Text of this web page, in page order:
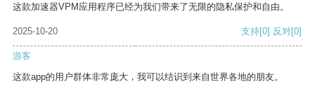
这款加速器VPM应用程序已经为我们带来了无限的隐私保护和自由。
2025-10-20 支持[0] 反对[0]
游客
这款app的用户群体非常庞大，我可以结识到来自世界各地的朋友。